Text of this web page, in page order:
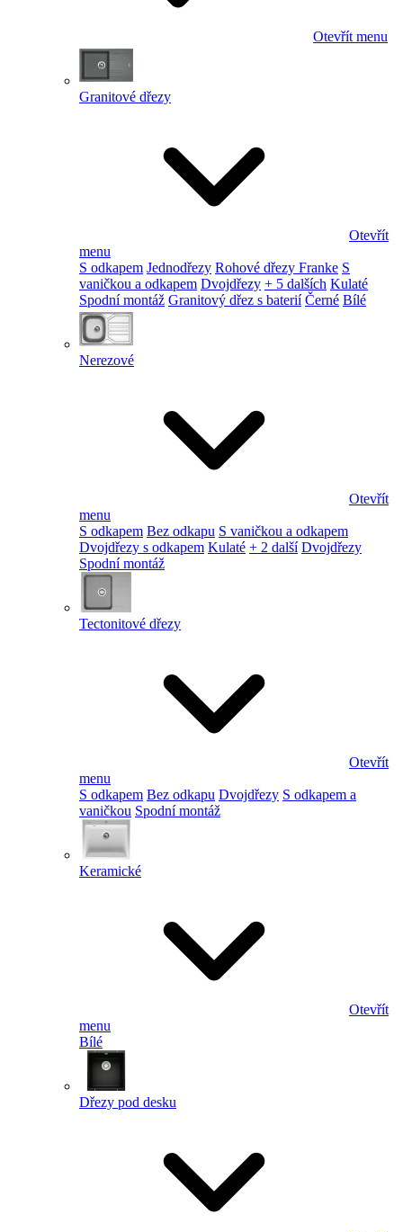
Otevřít menu
Granitové dřezy
Otevřít
menu
S odkapem Jednodřezy Rohové dřezy Franke S
vaničkou a odkapem Dvojdřezy + 5 dalších Kulaté
Spodní montáž Granitový dřez s baterií Černé Bílé
Nerezové
Otevřít
menu
S odkapem Bez odkapu S vaničkou a odkapem
Dvojdřezy s odkapem Kulaté + 2 další Dvojdřezy
Spodní montáž
Tectonitové dřezy
Otevřít
menu
S odkapem Bez odkapu Dvojdřezy S odkapem a
vaničkou Spodní montáž
Keramické
Otevřít
menu
Bílé
Dřezy pod desku